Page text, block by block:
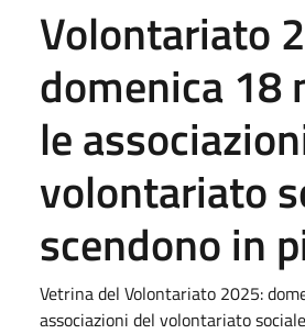
Volontariato
domenica 18
le
volontariato
scendono in
Vetrina del Volontariato 2025:
associazioni del volontariato